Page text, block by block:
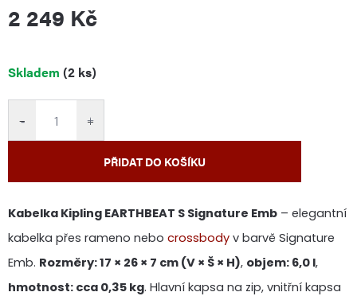
2 249 Kč
Měrná
Skladem (2 ks)
+
−
PŘIDAT DO KOŠÍKU
Kabelka Kipling EARTHBEAT S Signature Emb – elegantní
kabelka přes rameno nebo crossbody v barvě Signature
Emb. Rozměry: 17 × 26 × 7 cm (V × Š × H), objem: 6,0 l,
hmotnost: cca 0,35 kg. Hlavní kapsa na zip, vnitřní kapsa